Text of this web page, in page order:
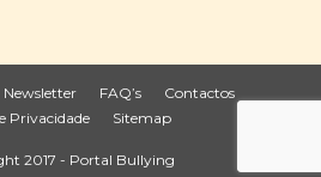
Newsletter FAQ’s
Contactos
Privacidade
Sitemap
2017 - Portal Bullying